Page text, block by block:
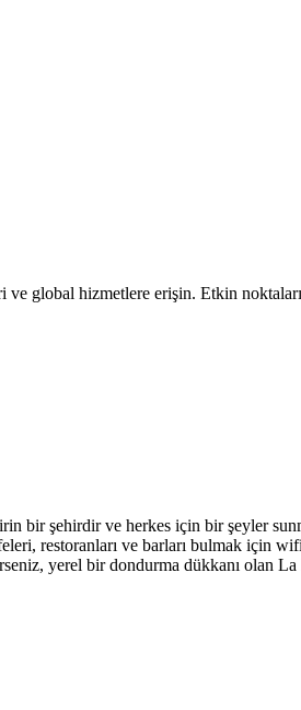
global hizmetlere erişin. Etkin
bir şehirdir ve herkes için bir şeyler
restoranları ve barları bulmak için
yerel bir dondurma dükkanı olan